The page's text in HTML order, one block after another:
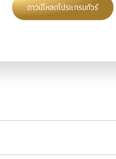
ดาวน์โหลดโปรแกรมทัวร์